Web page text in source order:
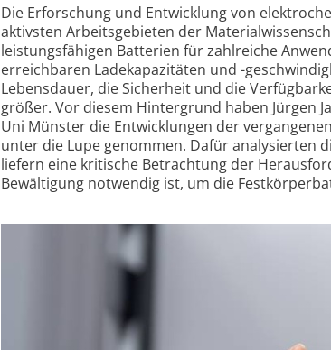
Die Erforschung und Entwicklung von
aktivsten Arbeitsgebieten der
leistungs­fähigen Batterien für zahlreiche
erreichbaren Lade­kapazitäten und -
Lebensdauer, die Sicherheit und die
größer. Vor diesem Hintergrund haben Jürgen
Uni Münster die Entwicklungen der
unter die Lupe genommen. Dafür analysierten
liefern eine kritische Betrachtung der
Bewältigung notwendig ist, um die